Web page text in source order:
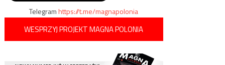
Telegramhttps://t.me/magnapolonia
WESPRZYJ PROJEKT MAGNA POLONIA